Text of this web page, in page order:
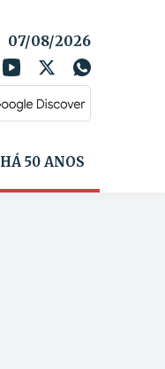
07/08/2026
HÁ 50 ANOS